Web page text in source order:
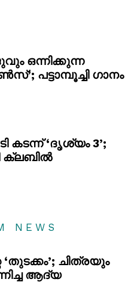
ഒന്നിക്കുന്ന
പട്ടാമ്പൂച്ചി ഗാനം
കടന്ന് ‘ദൃശ്യം 3’;
ക്ലബിൽ
NEWS
ചിത്രയും
ആദ്യ